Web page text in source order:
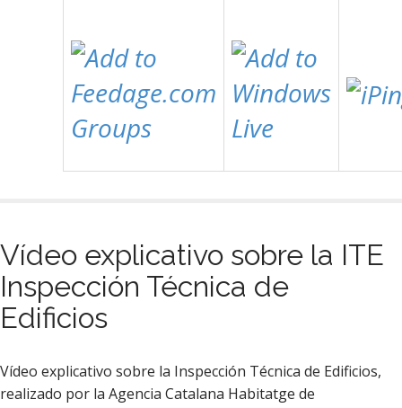
Vídeo explicativo sobre la ITE
Inspección Técnica de
Edificios
Vídeo explicativo sobre la Inspección Técnica de Edificios,
realizado por la Agencia Catalana Habitatge de